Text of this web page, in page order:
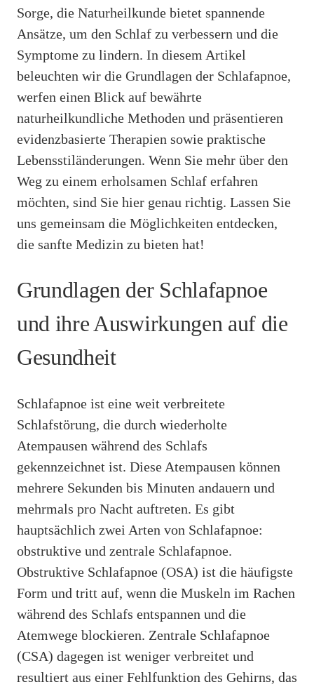
Sorge, die Naturheilkunde bietet spannende
Ansätze, um den Schlaf zu verbessern und die
Symptome zu lindern. In diesem Artikel
beleuchten wir die Grundlagen der Schlafapnoe,
werfen einen Blick auf bewährte
naturheilkundliche Methoden und präsentieren
evidenzbasierte Therapien sowie praktische
Lebensstiländerungen. Wenn Sie mehr über den
Weg zu einem erholsamen Schlaf erfahren
möchten, sind Sie hier genau richtig. Lassen Sie
uns gemeinsam die Möglichkeiten entdecken,
die sanfte Medizin zu bieten hat!
Grundlagen der Schlafapnoe
und ihre Auswirkungen auf die
Gesundheit
Schlafapnoe ist eine weit verbreitete
Schlafstörung, die durch wiederholte
Atempausen während des Schlafs
gekennzeichnet ist. Diese Atempausen können
mehrere Sekunden bis Minuten andauern und
mehrmals pro Nacht auftreten. Es gibt
hauptsächlich zwei Arten von Schlafapnoe:
obstruktive und zentrale Schlafapnoe.
Obstruktive Schlafapnoe (OSA) ist die häufigste
Form und tritt auf, wenn die Muskeln im Rachen
während des Schlafs entspannen und die
Atemwege blockieren. Zentrale Schlafapnoe
(CSA) dagegen ist weniger verbreitet und
resultiert aus einer Fehlfunktion des Gehirns, das